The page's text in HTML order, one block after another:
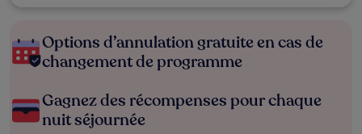
Options d’annulation gratuite en cas de
changement de programme
Gagnez des récompenses pour chaque
nuit séjournée